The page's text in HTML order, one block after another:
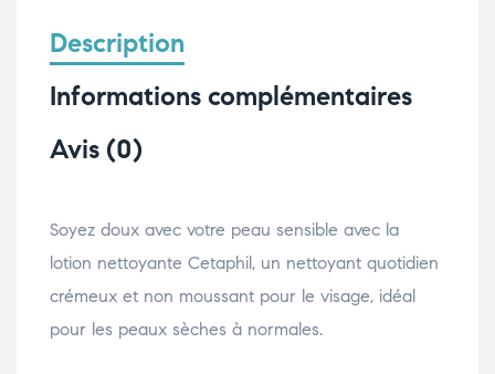
Description
Informations complémentaires
Avis (0)
Soyez doux avec votre peau sensible avec la
lotion nettoyante Cetaphil, un nettoyant quotidien
crémeux et non moussant pour le visage, idéal
pour les peaux sèches à normales.